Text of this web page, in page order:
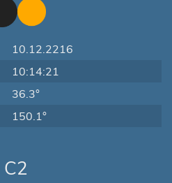
10.12.2216
10:14:21
36.3°
150.1°
C2